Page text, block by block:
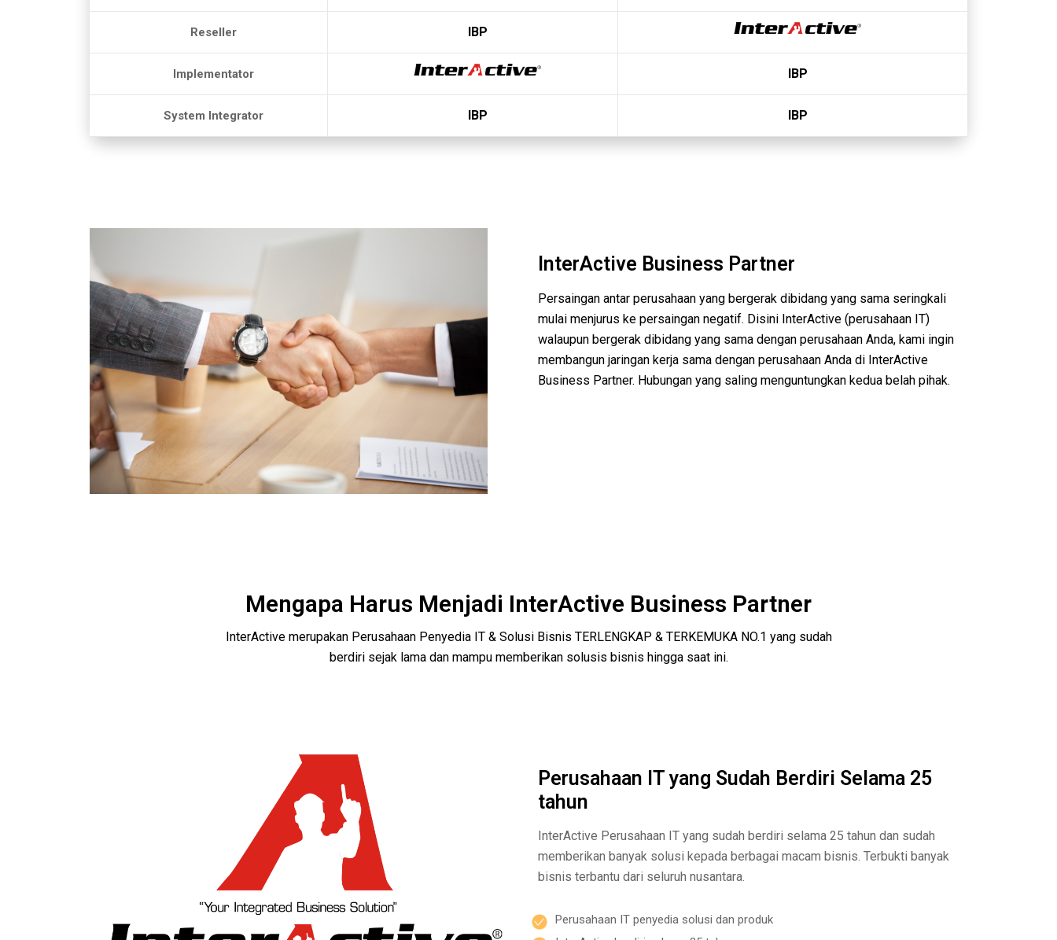
Reseller IBP
Implementator IBP
System Integrator IBP IBP
InterActive Business Partner
Persaingan antar perusahaan yang bergerak dibidang yang sama seringkali
mulai menjurus ke persaingan negatif. Disini InterActive (perusahaan IT)
walaupun bergerak dibidang yang sama dengan perusahaan Anda, kami ingin
membangun jaringan kerja sama dengan perusahaan Anda di InterActive
Business Partner. Hubungan yang saling menguntungkan kedua belah pihak.
Mengapa Harus Menjadi InterActive Business Partner
InterActive merupakan Perusahaan Penyedia IT & Solusi Bisnis TERLENGKAP & TERKEMUKA NO.1 yang sudah
berdiri sejak lama dan mampu memberikan solusis bisnis hingga saat ini.
Perusahaan IT yang Sudah Berdiri Selama 25
tahun
InterActive Perusahaan IT yang sudah berdiri selama 25 tahun dan sudah
memberikan banyak solusi kepada berbagai macam bisnis. Terbukti banyak
bisnis terbantu dari seluruh nusantara.
Perusahaan IT penyedia solusi dan produk